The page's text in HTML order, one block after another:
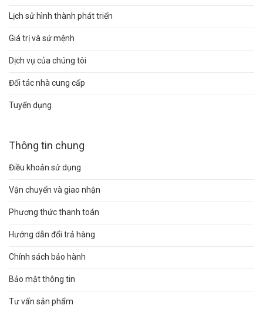
Lịch sử hình thành phát triển
Giá trị và sứ mệnh
Dịch vụ của chúng tôi
Đối tác nhà cung cấp
Tuyển dụng
Thông tin chung
Điều khoản sử dụng
Vận chuyển và giao nhận
Phương thức thanh toán
Hướng dẫn đổi trả hàng
Chính sách bảo hành
Bảo mật thông tin
Tư vấn sản phẩm